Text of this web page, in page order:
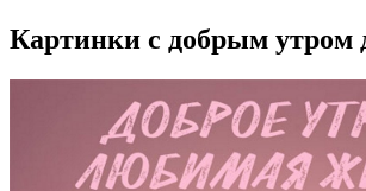
Картинки с добрым утром